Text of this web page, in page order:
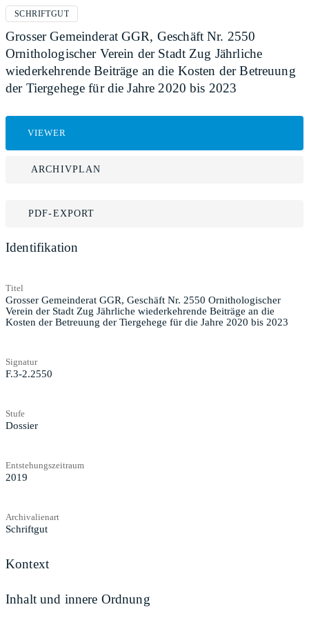
SCHRIFTGUT
Grosser Gemeinderat GGR, Geschäft Nr. 2550
Ornithologischer Verein der Stadt Zug Jährliche
wiederkehrende Beiträge an die Kosten der Betreuung
der Tiergehege für die Jahre 2020 bis 2023
VIEWER
ARCHIVPLAN
PDF-EXPORT
Identifikation
Titel
Grosser Gemeinderat GGR, Geschäft Nr. 2550 Ornithologischer
Verein der Stadt Zug Jährliche wiederkehrende Beiträge an die
Kosten der Betreuung der Tiergehege für die Jahre 2020 bis 2023
Signatur
F.3-2.2550
Stufe
Dossier
Entstehungszeitraum
2019
Archivalienart
Schriftgut
Kontext
Inhalt und innere Ordnung